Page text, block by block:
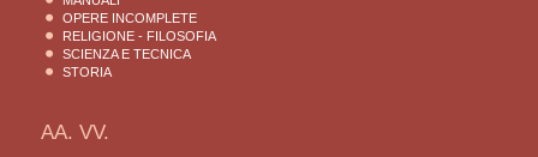
OPERE INCOMPLETE
RELIGIONE - FILOSOFIA
SCIENZA E TECNICA
STORIA
AA. VV.